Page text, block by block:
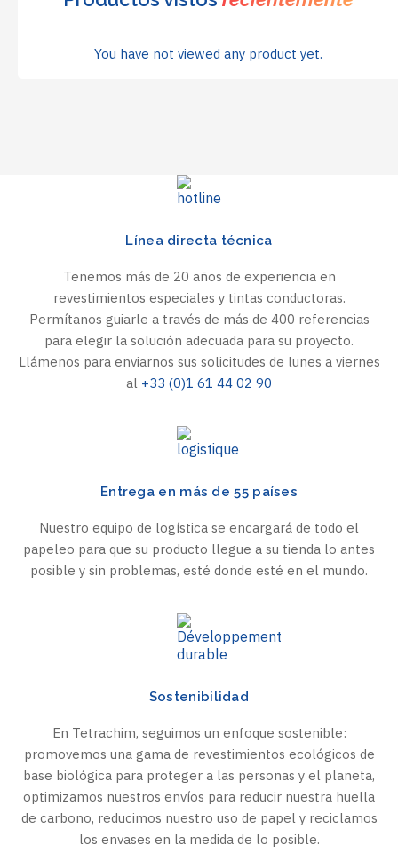
You have not viewed any product yet.
Línea directa técnica
Tenemos más de 20 años de experiencia en
revestimientos especiales y tintas conductoras.
Permítanos guiarle a través de más de 400 referencias
para elegir la solución adecuada para su proyecto.
Llámenos para enviarnos sus solicitudes de lunes a viernes
al +33 (0)1 61 44 02 90
Entrega en más de 55 países
Nuestro equipo de logística se encargará de todo el
papeleo para que su producto llegue a su tienda lo antes
posible y sin problemas, esté donde esté en el mundo.
Sostenibilidad
En Tetrachim, seguimos un enfoque sostenible:
promovemos una gama de revestimientos ecológicos de
base biológica para proteger a las personas y el planeta,
optimizamos nuestros envíos para reducir nuestra huella
de carbono, reducimos nuestro uso de papel y reciclamos
los envases en la medida de lo posible.